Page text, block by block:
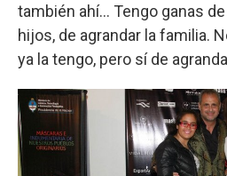
también ahí... Tengo ganas
hijos, de agrandar la familia.
ya la tengo, pero sí de